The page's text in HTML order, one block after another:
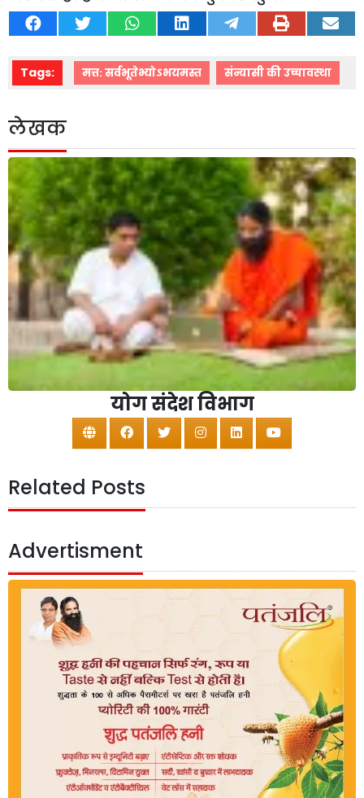
Tags: मत्त: सर्वभूतेभ्योऽभयमस्त संन्यासी की उच्चावस्था
लेखक
योग संदेश विभाग
Related Posts
Advertisment